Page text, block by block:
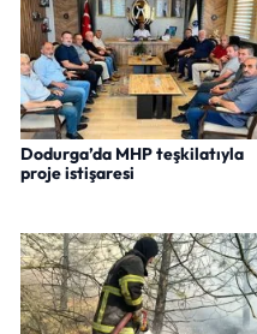
Dodurga’da MHP teşkilatıyla
proje istişaresi